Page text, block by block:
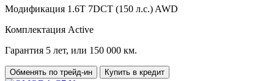
Модификация 1.6T 7DCT (150 л.с.) AWD
Комплектация Active
Гарантия 5 лет, или 150 000 км.
Обменять по трейд-ин Купить в кредит